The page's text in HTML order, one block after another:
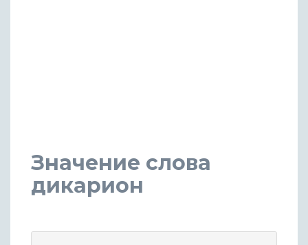
Значение слова
дикарион